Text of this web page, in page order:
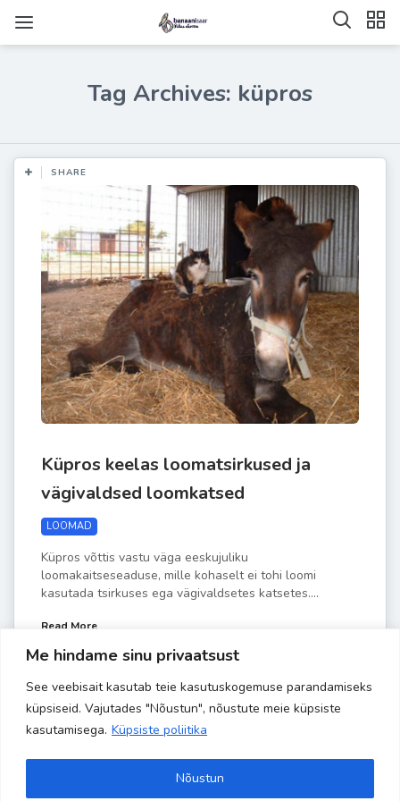
Me hindame sinu privaatsust
See veebisait kasutab teie kasutuskogemuse parandamiseks
küpsiseid. Vajutades "Nõustun", nõustute meie küpsiste
kasutamisega. Küpsiste poliitika
Nõustun
Tag Archives: küpros
SHARE
Küpros keelas loomatsirkused ja
vägivaldsed loomkatsed
LOOMAD
Küpros võttis vastu väga eeskujuliku
loomakaitseseaduse, mille kohaselt ei tohi loomi
kasutada tsirkuses ega vägivaldsetes katsetes....
Read More
JUULI 4 byLiisa-Indra